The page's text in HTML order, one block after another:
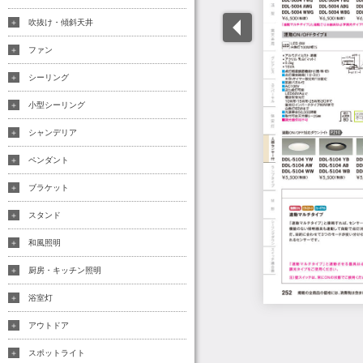
吹抜け・傾斜天井
ファン
シーリング
小型シーリング
シャンデリア
ペンダント
ブラケット
スタンド
和風照明
厨房・キッチン照明
浴室灯
アウトドア
スポットライト